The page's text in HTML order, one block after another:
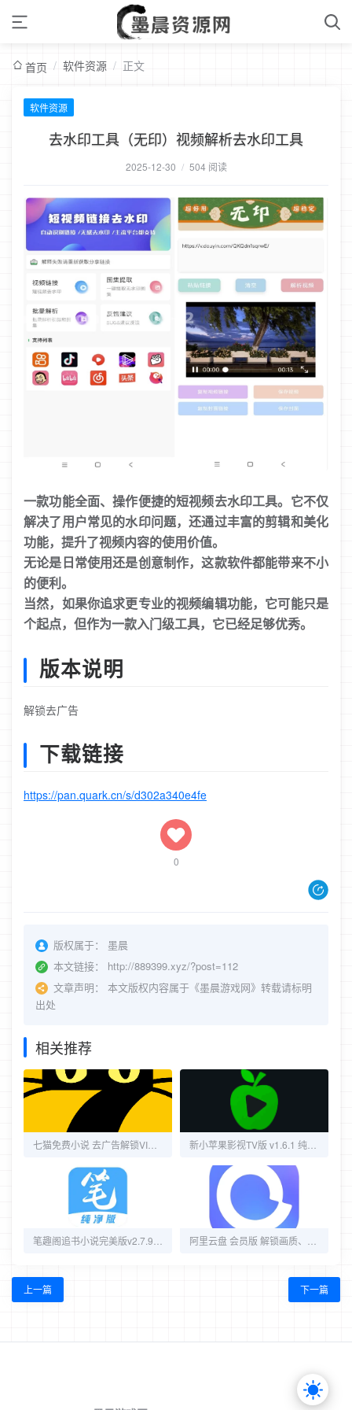
首页 / 软件资源 / 正文
软件资源
去水印工具（无印）视频解析去水印工具
2025-12-30 / 504 阅读
一款功能全面、操作便捷的短视频去水印工具。它不仅
解决了用户常见的水印问题，还通过丰富的剪辑和美化
功能，提升了视频内容的使用价值。
无论是日常使用还是创意制作，这款软件都能带来不小
的便利。
当然，如果你追求更专业的视频编辑功能，它可能只是
个起点，但作为一款入门级工具，它已经足够优秀。
版本说明
解锁去广告
下载链接
https://pan.quark.cn/s/d302a340e4fe
0
版权属于：
墨晨
本文链接：
http://889399.xyz/?post=112
文章声明：
本文版权内容属于《墨晨游戏网》转载请标明
出处
相关推荐
上一篇 下一篇